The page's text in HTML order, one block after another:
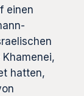
einen
hatten,